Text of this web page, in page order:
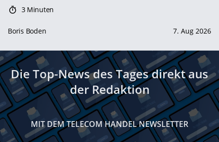
3 Minuten
Boris Boden 7. Aug 2026
Die Top-News des Tages direkt aus
der Redaktion
MIT DEM TELECOM HANDEL NEWSLETTER